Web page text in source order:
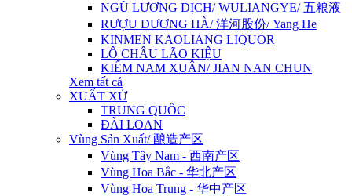
NGŨ LƯƠNG DỊCH/ WULIANGYE/ 五粮液
RƯỢU DƯƠNG HÀ/ 洋河股份/ Yang He
KINMEN KAOLIANG LIQUOR
LÔ CHÂU LÃO KIỆU
KIẾM NAM XUÂN/ JIAN NAN CHUN
Xem tất cả
XUẤT XỨ
TRUNG QUỐC
ĐÀI LOAN
Vùng Sản Xuất/ 酿造产区
Vùng Tây Nam - 西南产区
Vùng Hoa Bắc - 华北产区
Vùng Hoa Trung - 华中产区